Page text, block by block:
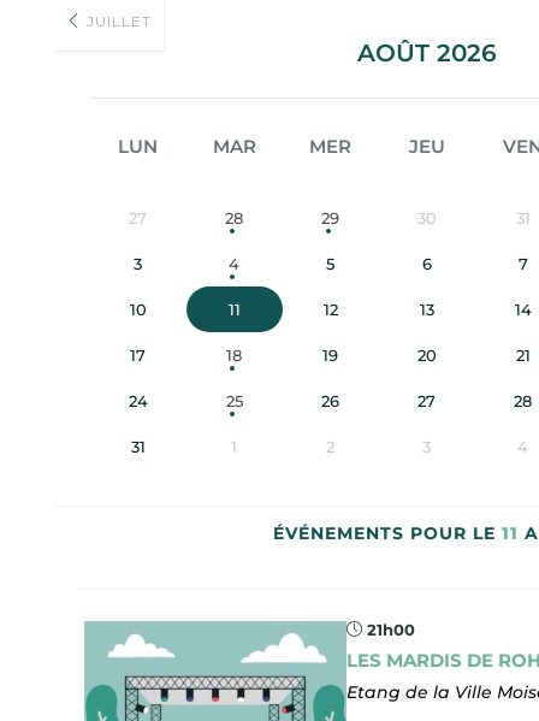
JUILLET
AOÛT 2026
LUN MAR MER JEU
27 28 29 30 31
3 4 5 6 7
10 11 12 13 14
17 18 19 20 21
24 25 26 27 28
31 1 2 3 4
ÉVÉNEMENTS POUR LE 11
21h00
LES MARDIS DE
Etang de la Ville